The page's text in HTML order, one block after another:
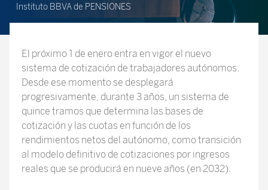
Instituto BBVA de PENSIONES
El próximo 1 de enero entra en vigor el nuevo
sistema de cotización de trabajadores autónomos.
Desde ese momento se desplegará
progresivamente, durante 3 años, un sistema de
quince tramos que determina las bases de
cotización y las cuotas en función de los
rendimientos netos del autónomo, como transición
al modelo definitivo de cotizaciones por ingresos
reales que se producirá en nueve años (en 2032).